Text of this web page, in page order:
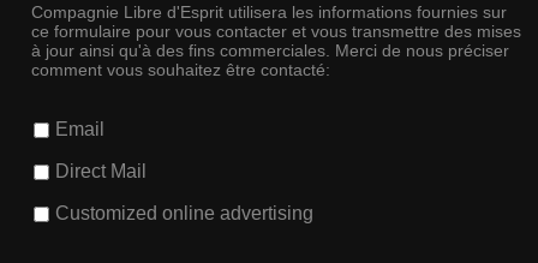
Compagnie Libre d'Esprit utilisera les informations fournies sur
ce formulaire pour vous contacter et vous transmettre des mises
à jour ainsi qu'à des fins commerciales. Merci de nous préciser
comment vous souhaitez être contacté:
Email
Direct Mail
Customized online advertising